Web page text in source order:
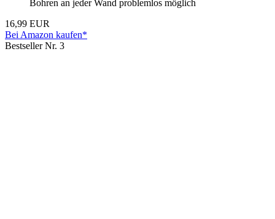
Bohren an jeder Wand problemlos möglich
16,99 EUR
Bei Amazon kaufen*
Bestseller Nr. 3